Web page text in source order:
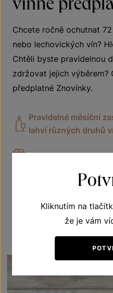
Chcete ročně ochutnat
nebo lechovických vín?
Chtěli byste pravidelnou
zdržovat jejich výběrem?
předplatné Znovínky.
Pravidelné měsíční
lahví různých druhů
Vhodné jako dárek
VÍCE O PŘEDPLATNÉM
Kliknutím na
že je vám